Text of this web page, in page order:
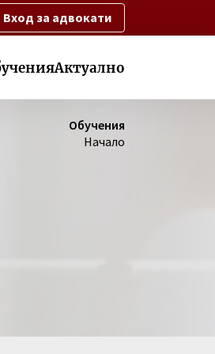
Вход за адвокати
Актуално
Обучения
Начало